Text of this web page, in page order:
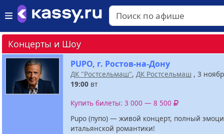
Концерты и Шоу
PUPO, г. Ростов-на-Дону
ДК "Ростсельмаш", ДК Ростсельмаш , 3
19:00 вт
Купить билеты: 3 000 — 8 500
Pupo (пупо) — живой концерт, полный
итальянской романтики!